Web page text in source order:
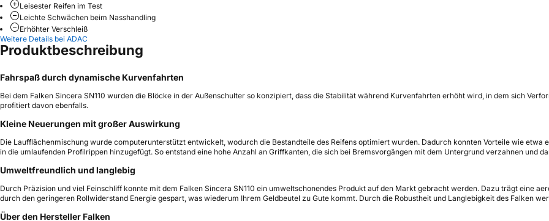
Leisester Reifen im Test
Leichte Schwächen beim Nasshandling
Erhöhter Verschleiß
Weitere Details bei ADAC
Produktbeschreibung
Fahrspaß durch dynamische Kurvenfahrten
Bei dem Falken Sincera SN110 wurden die Blöcke in der Außenschulter so konzipiert, dass die Stabilität während Kurvenfahrten erhöht wird, in dem sich
profitiert davon ebenfalls.
Kleine Neuerungen mit großer Auswirkung
Die Laufflächenmischung wurde computerunterstützt entwickelt, wodurch die Bestandteile des Reifens optimiert wurden. Dadurch konnten Vorteile wie
in die umlaufenden Profilrippen hinzugefügt. So entstand eine hohe Anzahl an Griffkanten, die sich bei Bremsvorgängen mit dem Untergrund verzahnen und
Umweltfreundlich und langlebig
Durch Präzision und viel Feinschliff konnte mit dem Falken Sincera SN110 ein umweltschonendes Produkt auf den Markt gebracht werden. Dazu trägt eine
durch den geringeren Rollwiderstand Energie gespart, was wiederum Ihrem Geldbeutel zu Gute kommt. Durch die Robustheit und Langlebigkeit des Falken
Über den Hersteller Falken